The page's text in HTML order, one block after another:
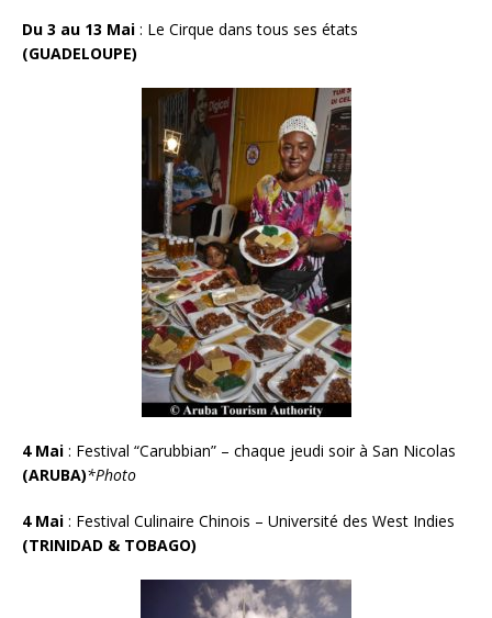
Du 3 au 13 Mai : Le Cirque dans tous ses états
(GUADELOUPE)
4 Mai : Festival “Carubbian” – chaque jeudi soir à San Nicolas
(ARUBA)*Photo
4 Mai : Festival Culinaire Chinois – Université des West Indies
(TRINIDAD & TOBAGO)